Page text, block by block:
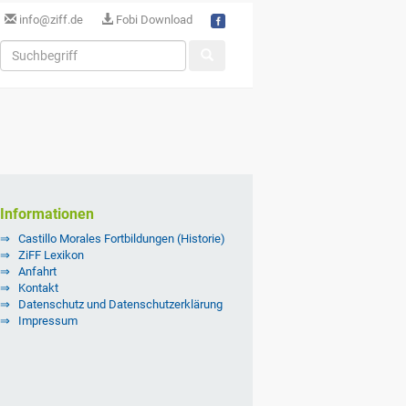
info@ziff.de Fobi Download
Informationen
Castillo Morales Fortbildungen (Historie)
ZiFF Lexikon
Anfahrt
Kontakt
Datenschutz und Datenschutzerklärung
Impressum